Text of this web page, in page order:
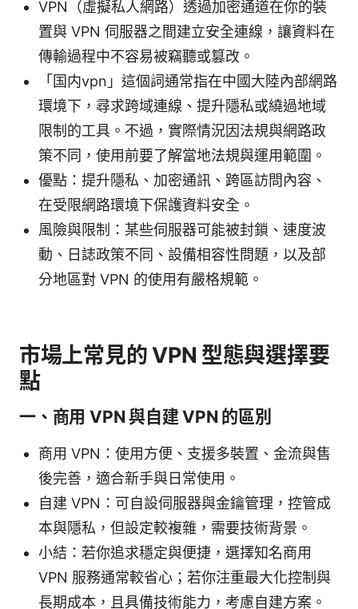
VPN（虛擬私人網路）透過加密通道在你的裝
置與 VPN 伺服器之間建立安全連線，讓資料在
傳輸過程中不容易被竊聽或篡改。
「国内vpn」這個詞通常指在中國大陸內部網路
環境下，尋求跨域連線、提升隱私或繞過地域
限制的工具。不過，實際情況因法規與網路政
策不同，使用前要了解當地法規與運用範圍。
優點：提升隱私、加密通訊、跨區訪問內容、
在受限網路環境下保護資料安全。
風險與限制：某些伺服器可能被封鎖、速度波
動、日誌政策不同、設備相容性問題，以及部
分地區對 VPN 的使用有嚴格規範。
市場上常見的 VPN 型態與選擇要
點
一、商用 VPN 與自建 VPN 的區別
商用 VPN：使用方便、支援多裝置、金流與售
後完善，適合新手與日常使用。
自建 VPN：可自設伺服器與金鑰管理，控管成
本與隱私，但設定較複雜，需要技術背景。
小結：若你追求穩定與便捷，選擇知名商用
VPN 服務通常較省心；若你注重最大化控制與
長期成本，且具備技術能力，考慮自建方案。